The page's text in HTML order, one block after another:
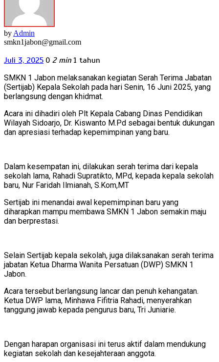
by Admin
smkn1jabon@gmail.com
Juli 3, 2025 0 2 min 1 tahun
SMKN 1 Jabon melaksanakan kegiatan Serah Terima Jabatan
(Sertijab) Kepala Sekolah pada hari Senin, 16 Juni 2025, yang
berlangsung dengan khidmat.
Acara ini dihadiri oleh Plt Kepala Cabang Dinas Pendidikan
Wilayah Sidoarjo, Dr. Kiswanto M.Pd sebagai bentuk dukungan
dan apresiasi terhadap kepemimpinan yang baru.
Dalam kesempatan ini, dilakukan serah terima dari kepala
sekolah lama, Rahadi Supratikto, MPd, kepada kepala sekolah
baru, Nur Faridah Ilmianah, S.Kom,MT
Sertijab ini menandai awal kepemimpinan baru yang
diharapkan mampu membawa SMKN 1 Jabon semakin maju
dan berprestasi.
Selain Sertijab kepala sekolah, juga dilaksanakan serah terima
jabatan Ketua Dharma Wanita Persatuan (DWP) SMKN 1
Jabon.
Acara tersebut berlangsung lancar dan penuh kehangatan.
Ketua DWP lama, Minhawa Fifitria Rahadi, menyerahkan
tanggung jawab kepada pengurus baru, Tri Juniarie.
Dengan harapan organisasi ini terus aktif dalam mendukung
kegiatan sekolah dan kesejahteraan anggota.